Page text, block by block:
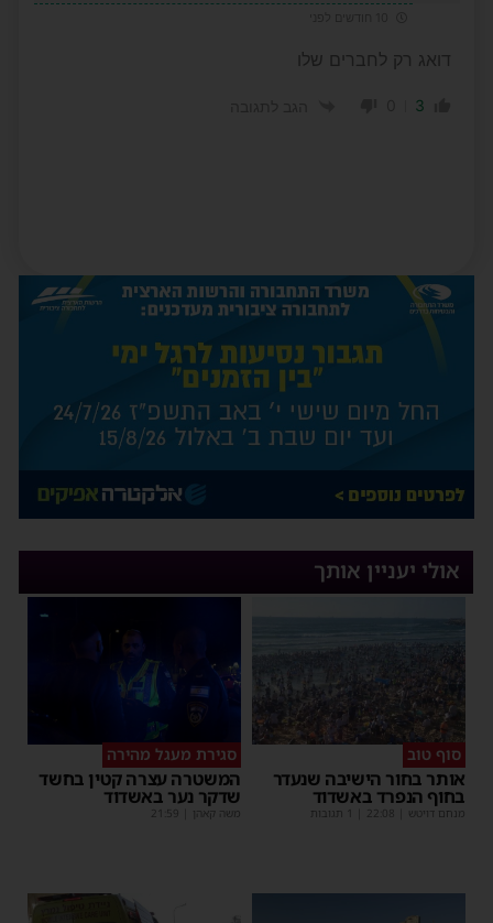
דואג רק לחברים שלו
3
אולי יעניין אותך
סוף טוב
אותר בחור הישיבה שנעדר
בחוף הנפרד באשדוד
מנחם דויטש 22:08
סגירת מעגל מהירה
המשטרה עצרה קטין בחשד
שדקר נער באשדוד
משה קאהן 21:59